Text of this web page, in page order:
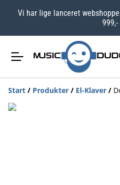
Vi har lige lanceret
999,-
Start / Produkter / El-Klaver /